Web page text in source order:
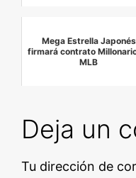
Mega Estrella Japonés
firmará contrato
MLB
Deja un
Tu dirección de